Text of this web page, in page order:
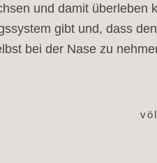
und damit
gibt und, dass
bei der Nase zu